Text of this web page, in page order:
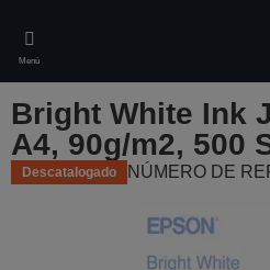
main
content
Menú
Bright White Ink
A4, 90g/m2, 500
Descatalogado NÚMERO DE